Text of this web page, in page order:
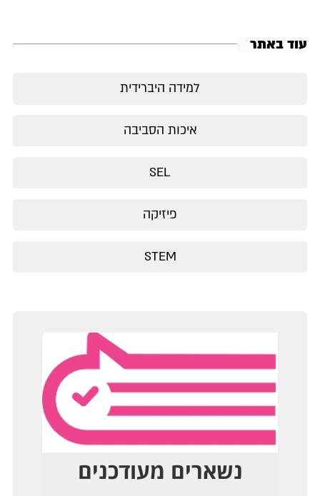
עוד באתר
למידה היברידית
איכות הסביבה
SEL
פיזיקה
STEM